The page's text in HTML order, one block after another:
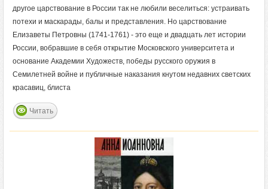
другое царствование в России так не любили веселиться: устраивать
потехи и маскарады, балы и представления. Но царствование
Елизаветы Петровны (1741-1761) - это еще и двадцать лет истории
России, вобравшие в себя открытие Московского университета и
основание Академии Художеств, победы русского оружия в
Семилетней войне и публичные наказания кнутом недавних светских
красавиц, блиста
Читать